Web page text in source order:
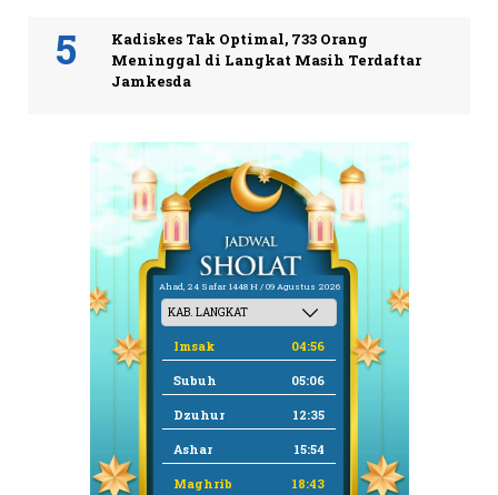
Kadiskes Tak Optimal, 733 Orang
Meninggal di Langkat Masih Terdaftar
Jamkesda
Ahad, 24 Safar 1448 H / 09 Agustus 2026
Imsak 04:56
Subuh 05:06
Dzuhur 12:35
Ashar 15:54
Maghrib 18:43